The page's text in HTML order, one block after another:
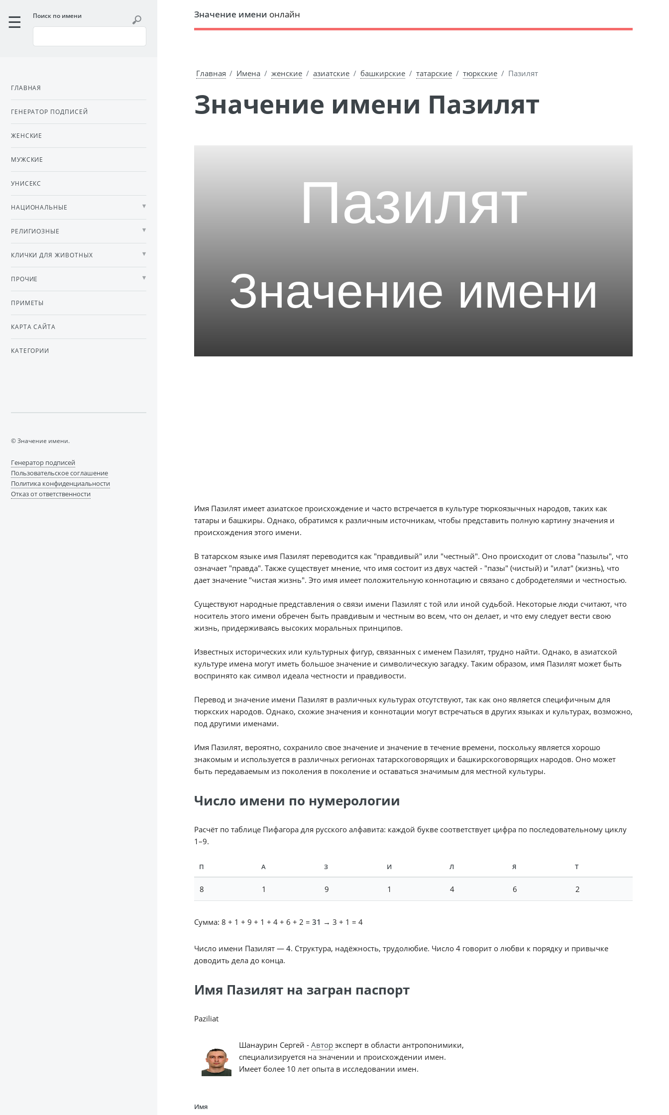
Значение имени онлайн
Главная Имена женские азиатские башкирские татарские тюркские Пазилят
Значение имени Пазилят
Имя Пазилят имеет азиатское происхождение и часто встречается в культуре тюркоязычных народов, таких как
татары и башкиры. Однако, обратимся к различным источникам, чтобы представить полную картину значения и
происхождения этого имени.
В татарском языке имя Пазилят переводится как "правдивый" или "честный". Оно происходит от слова "пазылы", что
означает "правда". Также существует мнение, что имя состоит из двух частей - "пазы" (чистый) и "илат" (жизнь), что
дает значение "чистая жизнь". Это имя имеет положительную коннотацию и связано с добродетелями и честностью.
Существуют народные представления о связи имени Пазилят с той или иной судьбой. Некоторые люди считают, что
носитель этого имени обречен быть правдивым и честным во всем, что он делает, и что ему следует вести свою
жизнь, придерживаясь высоких моральных принципов.
Известных исторических или культурных фигур, связанных с именем Пазилят, трудно найти. Однако, в азиатской
культуре имена могут иметь большое значение и символическую загадку. Таким образом, имя Пазилят может быть
воспринято как символ идеала честности и правдивости.
Перевод и значение имени Пазилят в различных культурах отсутствуют, так как оно является специфичным для
тюркских народов. Однако, схожие значения и коннотации могут встречаться в других языках и культурах, возможно,
под другими именами.
Имя Пазилят, вероятно, сохранило свое значение и значение в течение времени, поскольку является хорошо
знакомым и используется в различных регионах татарскоговорящих и башкирскоговорящих народов. Оно может
быть передаваемым из поколения в поколение и оставаться значимым для местной культуры.
Число имени по нумерологии
Расчёт по таблице Пифагора для русского алфавита: каждой букве соответствует цифра по последовательному циклу
1–9.
П А З И Л Я Т
8 1 9 1 4 6 2
Сумма: 8 + 1 + 9 + 1 + 4 + 6 + 2 = 31 → 3 + 1 = 4
Число имени Пазилят — 4. Структура, надёжность, трудолюбие. Число 4 говорит о любви к порядку и привычке
доводить дела до конца.
Имя Пазилят на загран паспорт
Paziliat
Шанаурин Сергей - Авторэксперт в области антропонимики,
специализируется на значении и происхождении имен.
Имеет более 10 лет опыта в исследовании имен.
Имя
Поиск по имени
ГЛАВНАЯ
ГЕНЕРАТОР ПОДПИСЕЙ
ЖЕНСКИЕ
МУЖСКИЕ
УНИСЕКС
НАЦИОНАЛЬНЫЕ
РЕЛИГИОЗНЫЕ
КЛИЧКИ ДЛЯ ЖИВОТНЫХ
ПРОЧИЕ
ПРИМЕТЫ
КАРТА САЙТА
КАТЕГОРИИ
© Значение имени.
Генератор подписей
Пользовательское соглашение
Политика конфиденциальности
Отказ от ответственности